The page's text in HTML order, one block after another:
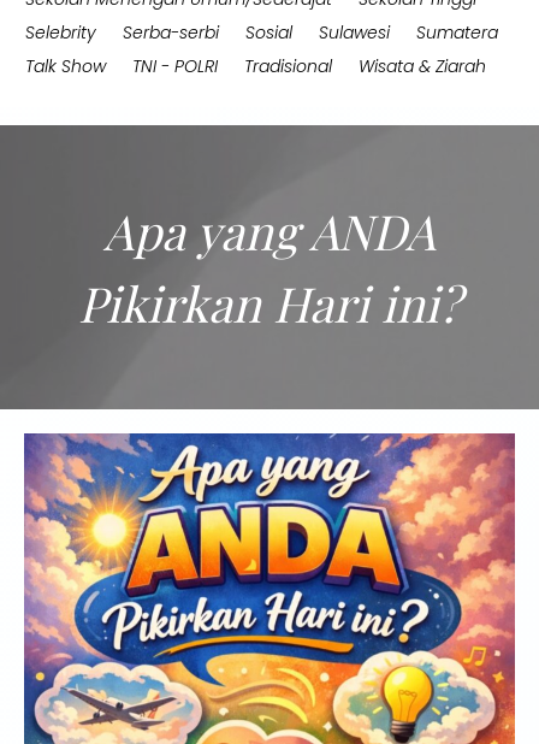
Selebrity
Serba-serbi Sosial Sulawesi
Sumatera
Talk Show
TNI - POLRI Tradisional Wisata & Ziarah
Apa yang ANDA
Pikirkan Hari ini?